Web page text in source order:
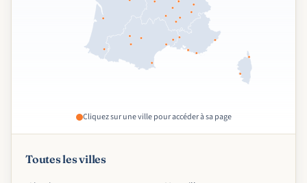
Cliquez sur une ville pour accéder à sa page
Toutes les villes